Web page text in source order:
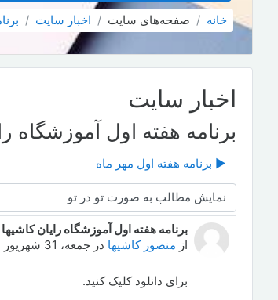
خانه صفحه‌های سایت اخبار سايت
اخبار سايت
برنامه هفته اول آموزشگاه
▶︎ برنامه هفته اول مهر ماه
نحوهٔ نمایش
برنامه هفته اول آموزشگاه رایان کاشیها سال
از منصور کاشیها در جمعه، 31 شهریور 1402، 2:18 عصر
Number of replies: 0
برای دانلود کلیک کنید.